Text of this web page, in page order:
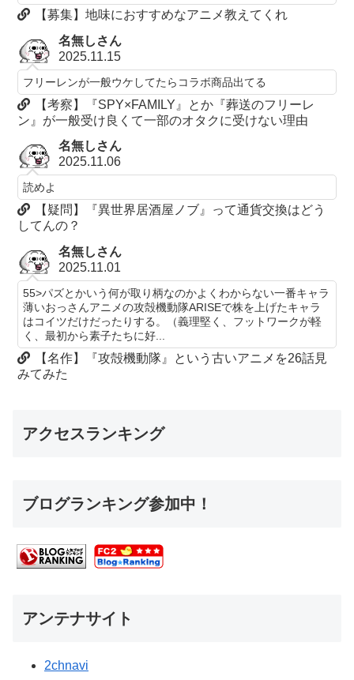
【募集】地味におすすめなアニメ教えてくれ
名無しさん
2025.11.15
フリーレンが一般ウケしてたらコラボ商品出てる
【考察】『SPY×FAMILY』とか『葬送のフリーレ
ン』が一般受け良くて一部のオタクに受けない理由
名無しさん
2025.11.06
読めよ
【疑問】『異世界居酒屋ノブ』って通貨交換はどう
してんの？
名無しさん
2025.11.01
55>パズとかいう何が取り柄なのかよくわからない一番キャラ
薄いおっさんアニメの攻殻機動隊ARISEで株を上げたキャラ
はコイツだけだったりする。（義理堅く、フットワークが軽
く、最初から素子たちに好...
【名作】『攻殻機動隊』という古いアニメを26話見
みてみた
アクセスランキング
ブログランキング参加中！
アンテナサイト
2chnavi